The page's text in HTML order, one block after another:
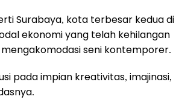
Surabaya, kota terbesar kedua di
ekonomi yang telah kehilangan
seni kontemporer.
pada impian kreativitas, imajinasi,